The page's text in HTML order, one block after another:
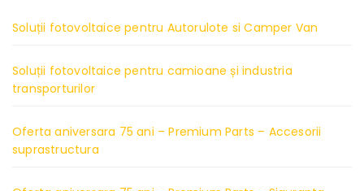
Soluții fotovoltaice pentru Autorulote si Camper Van
Soluții fotovoltaice pentru camioane și industria
transporturilor
Oferta aniversara 75 ani – Premium Parts – Accesorii
suprastructura